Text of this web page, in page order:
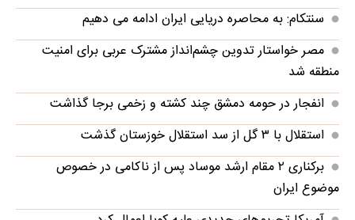
سنتکام: به محاصره دریایی ایران ادامه می دهیم
مصر خواستار تدوین چشم‌انداز مشترک عربی برای امنیت
منطقه شد
انفجار در حومه دمشق چند کشته و زخمی برجا گذاشت
استقلال با ۳ گل از سد استقلال خوزستان گذشت
برکناری ۲ مقام ارشد موساد پس از ناکامی در خصوص
موضوع ایران